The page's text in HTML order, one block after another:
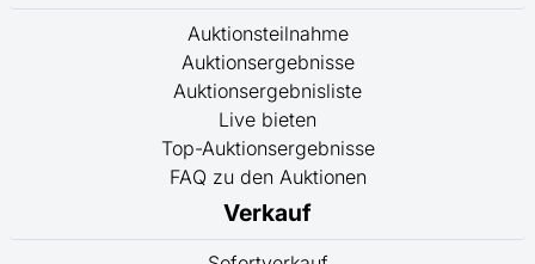
Auktionsteilnahme
Auktionsergebnisse
Auktionsergebnisliste
Live bieten
Top-Auktionsergebnisse
FAQ zu den Auktionen
Verkauf